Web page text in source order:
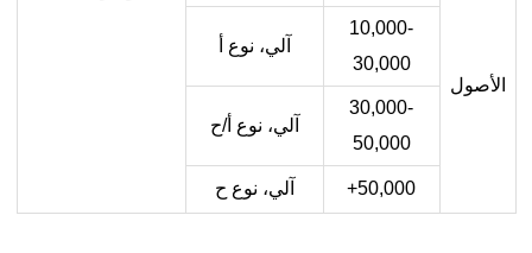
الأصول
10,000-
30,000
آلي، نوع أ
30,000-
50,000
آلي، نوع أ/ح
50,000+ آلي، نوع ح